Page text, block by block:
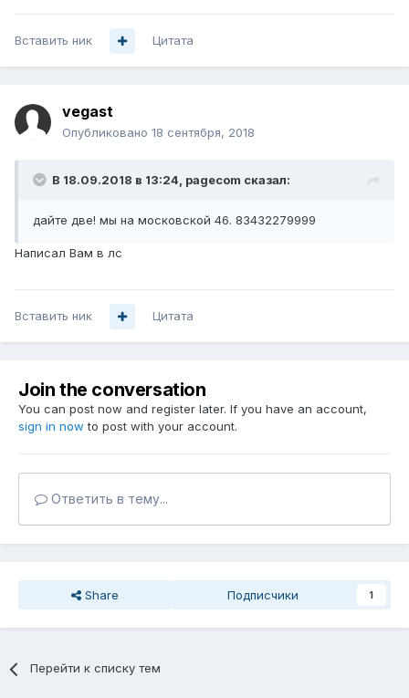
4. 125 рублей за
Блокнот без перманентного маркера.
Отправка по России ТК Деловые линии. Отправляем в
коробках 310х165х150мм в коробку влазит 25 блокнотов.
Все вопросы в лс. Либо тут.
Вставить ник Цитата
vegast
Опубликовано 18 сентября, 2018
В 18.09.2018 в 13:24, pagecom сказал:
дайте две! мы на московской 46. 83432279999
Написал Вам в лс
Вставить ник Цитата
Join the conversation
You can post now and register later. If you have an account,
sign in now to post with your account.
Ответить в тему...
Share Подписчики 1
Перейти к списку тем